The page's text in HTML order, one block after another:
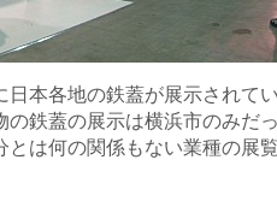
日本各地の鉄蓋が展示されて
鉄蓋の展示は横浜市のみだ
は何の関係もない業種の展